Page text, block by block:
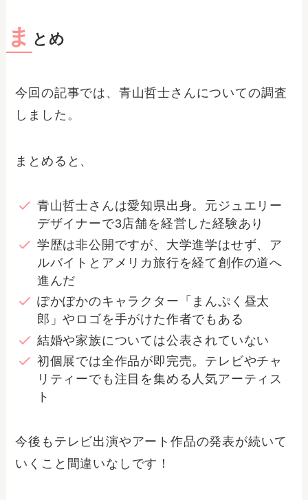
ま とめ
今回の記事では、青山哲士さんについての調査
しました。
まとめると、
青山哲士さんは愛知県出身。元ジュエリー
デザイナーで3店舗を経営した経験あり
学歴は非公開ですが、大学進学はせず、ア
ルバイトとアメリカ旅行を経て創作の道へ
進んだ
ぽかぽかのキャラクター「まんぷく昼太
郎」やロゴを手がけた作者でもある
結婚や家族については公表されていない
初個展では全作品が即完売。テレビやチャ
リティーでも注目を集める人気アーティス
ト
今後もテレビ出演やアート作品の発表が続いて
いくこと間違いなしです！